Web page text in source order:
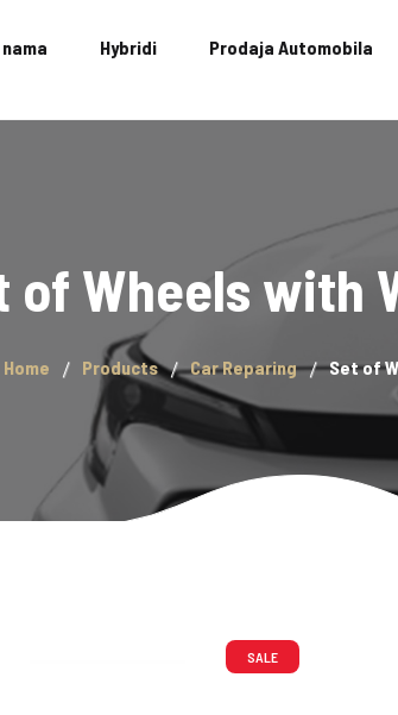
nama Hybridi Prodaja Automobila
of Wheels with
Home Products Car Reparing Set of
SALE